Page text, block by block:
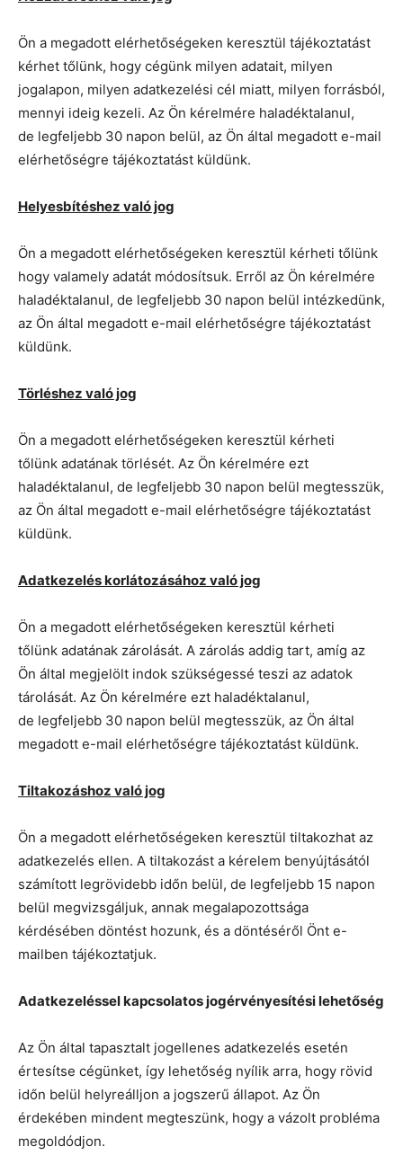
Ön a megadott elérhetőségeken keresztül tájékoztatást
kérhet tőlünk, hogy cégünk milyen adatait, milyen
jogalapon, milyen adatkezelési cél miatt, milyen forrásból,
mennyi ideig kezeli. Az Ön kérelmére haladéktalanul,
de legfeljebb 30 napon belül, az Ön által megadott e-mail
elérhetőségre tájékoztatást küldünk.
Helyesbítéshez való jog
Ön a megadott elérhetőségeken keresztül kérheti tőlünk
hogy valamely adatát módosítsuk. Erről az Ön kérelmére
haladéktalanul, de legfeljebb 30 napon belül intézkedünk,
az Ön által megadott e-mail elérhetőségre tájékoztatást
küldünk.
Törléshez való jog
Ön a megadott elérhetőségeken keresztül kérheti
tőlünk adatának törlését. Az Ön kérelmére ezt
haladéktalanul, de legfeljebb 30 napon belül megtesszük,
az Ön által megadott e-mail elérhetőségre tájékoztatást
küldünk.
Adatkezelés korlátozásához való jog
Ön a megadott elérhetőségeken keresztül kérheti
tőlünk adatának zárolását. A zárolás addig tart, amíg az
Ön által megjelölt indok szükségessé teszi az adatok
tárolását. Az Ön kérelmére ezt haladéktalanul,
de legfeljebb 30 napon belül megtesszük, az Ön által
megadott e-mail elérhetőségre tájékoztatást küldünk.
Tiltakozáshoz való jog
Ön a megadott elérhetőségeken keresztül tiltakozhat az
adatkezelés ellen. A tiltakozást a kérelem benyújtásától
számított legrövidebb időn belül, de legfeljebb 15 napon
belül megvizsgáljuk, annak megalapozottsága
kérdésében döntést hozunk, és a döntéséről Önt e-
mailben tájékoztatjuk.
Adatkezeléssel kapcsolatos jogérvényesítési lehetőség
Az Ön által tapasztalt jogellenes adatkezelés esetén
értesítse cégünket, így lehetőség nyílik arra, hogy rövid
időn belül helyreálljon a jogszerű állapot. Az Ön
érdekében mindent megteszünk, hogy a vázolt probléma
megoldódjon.